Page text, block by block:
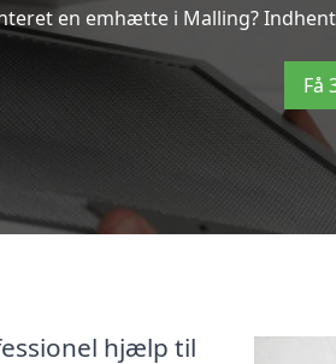
en emhætte i Malling?
Få
hjælp til